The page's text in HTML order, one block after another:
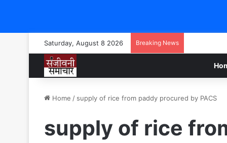
Saturday, August 8 2026 Breaking News
Home / supply of rice from paddy procured by PACS
supply of rice